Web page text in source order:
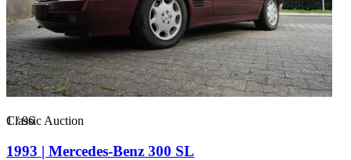
1/96
Classic Auction
1993 | Mercedes-Benz 300 SL